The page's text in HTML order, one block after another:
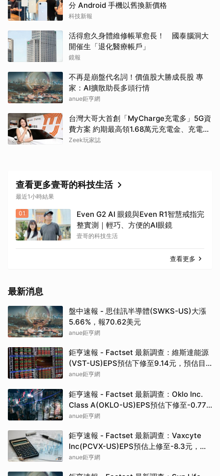
分 Android 手機以舊換新價格
科技新報
活得愈久身體維修帳單愈長！ 國泰腦洞大
開催生「退化醫療帳戶」
鏡報
不再是崩盤代名詞！價值股大勝成長股 專
家：AI擴散助長多頭行情
anue鉅亨網
台灣大哥大首創「MyCharge充電多」5G資
費方案 約期最高領1.68萬元充電金、充電最
高89折
Zeek玩家誌
查看更多壹哥的科技生活
最近1小時結果
01
Even G2 AI 眼鏡與Even R1智慧戒指完
整實測｜輕巧、方便的AI眼鏡
壹哥的科技生活
查看更多
最新消息
盤中速報 - 思佳訊半導體(SWKS-US)大漲
5.66%，報70.62美元
anue鉅亨網
鉅亨速報 - Factset 最新調查：維斯達能源
(VST-US)EPS預估下修至9.14元，預估目
標價為222.00元
anue鉅亨網
鉅亨速報 - Factset 最新調查：Oklo Inc.
Class A(OKLO-US)EPS預估下修至-0.77
元，預估目標價為83.50元
anue鉅亨網
鉅亨速報 - Factset 最新調查：Vaxcyte
Inc(PCVX-US)EPS預估上修至-8.3元，預
估目標價為110.00元
anue鉅亨網